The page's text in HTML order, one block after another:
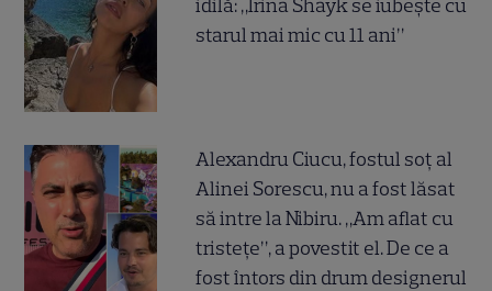
idilă: „Irina Shayk se iubește cu
starul mai mic cu 11 ani”
Alexandru Ciucu, fostul soț al
Alinei Sorescu, nu a fost lăsat
să intre la Nibiru. „Am aflat cu
tristețe”, a povestit el. De ce a
fost întors din drum designerul